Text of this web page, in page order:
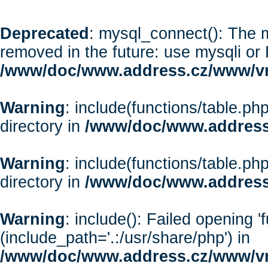
Deprecated : mysql_connect(): The
removed in the future: use mysqli or
/www/doc/www.address.cz/www/
Warning: include(functions/
directory in /www/doc/
Warning: include(functions/
directory in /www/doc/
Warning: include(): Failed opening
(include_path='.:/usr/share/php') in
/www/doc/www.address.cz/www/